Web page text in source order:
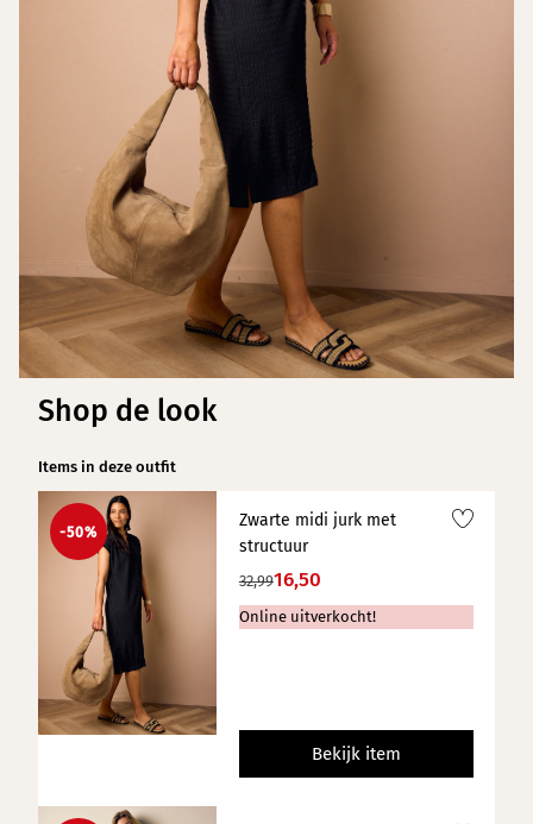
Shop de look
Items in deze outfit
-50%
Zwarte midi jurk met
structuur
32,9916,50
Online uitverkocht!
Bekijk item